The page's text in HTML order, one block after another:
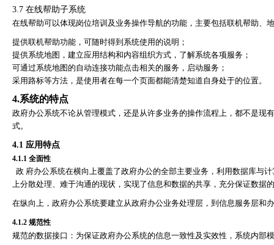
3.7 在线帮助子系统
在线帮助可以体现岗位培训及业务操作导航的功能，主要包括联机帮助
提供联机帮助功能，可随时得到系统使用的说明；
提供系统地图，建立应用结构和内容组织方式，了解系统各项服务；
可通过系统地图的自动连接功能点击相关的服务，启动服务；
采用路标等方法，是使用者在每一个页面都能清楚知道自身处于的位置。
4.系统的特点
政府办公系统不论从管理模式，还是从许多业务的操作流程上，都不是
式。
4.1 应用特点
4.1.1 全面性
政 府办公系统在横向上覆盖了政府办公的全部主要业务，利用数据库与
上分散处理、难于沟通的现状，实现了信息和数据的共享，充分保证数据
在纵向上，政府办公系统要建立从政府办公业务处理层，到信息服务层和
4.1.2 规范性
规范的数据接口：为保证政府办公系统的信息一致性及实效性，系统内